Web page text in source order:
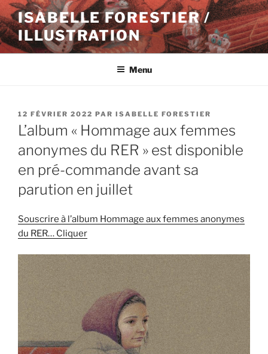
Aller
au
contenu
principal
ISABELLE FORESTIER /
ILLUSTRATION
Menu
PUBLIÉ
LE
12 FÉVRIER 2022 PAR ISABELLE FORESTIER
L’album « Hommage aux femmes
anonymes du RER » est disponible
en pré-commande avant sa
parution en juillet
Souscrire à l’album Hommage aux femmes anonymes
du RER… Cliquer